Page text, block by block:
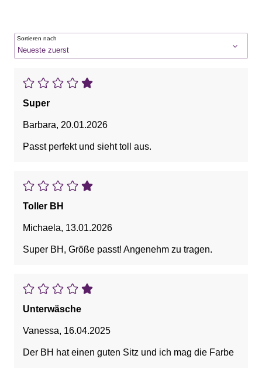
Sortieren nach
Super
Barbara, 20.01.2026
Passt perfekt und sieht toll aus.
Toller BH
Michaela, 13.01.2026
Super BH, Größe passt! Angenehm zu tragen.
Unterwäsche
Vanessa, 16.04.2025
Der BH hat einen guten Sitz und ich mag die Farbe